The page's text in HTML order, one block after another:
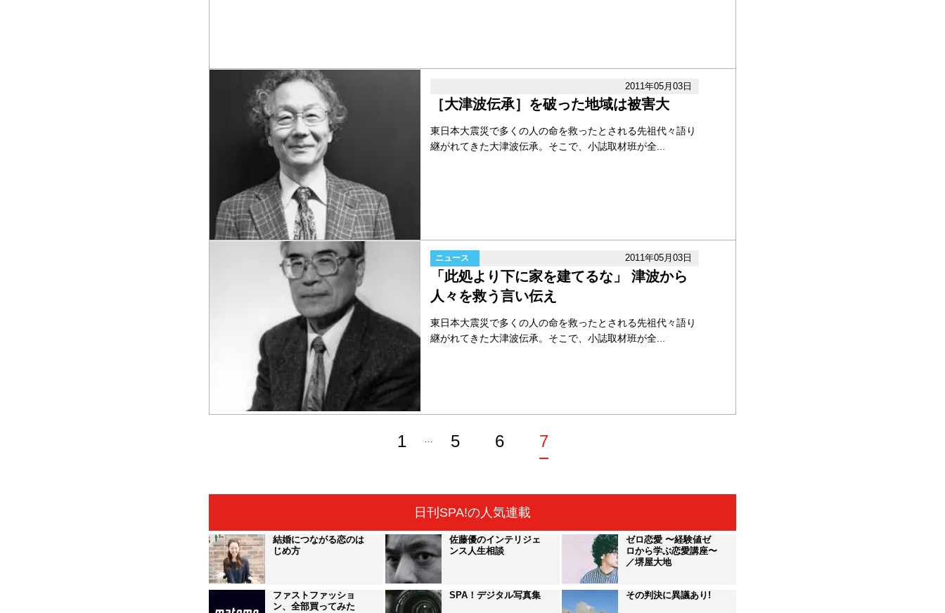
2011年05月03日
［大津波伝承］を破った地域は被害大
東日本大震災で多くの人の命を救ったとされる先祖代々語り
継がれてきた大津波伝承。そこで、小誌取材班が全...
ニュース 2011年05月03日
「此処より下に家を建てるな」 津波から
人々を救う言い伝え
東日本大震災で多くの人の命を救ったとされる先祖代々語り
継がれてきた大津波伝承。そこで、小誌取材班が全...
1 5 6 7
日刊SPA!の人気連載
結婚につながる恋のは
じめ方
佐藤優のインテリジェ
ンス人生相談
ゼロ恋愛 〜経験値ゼ
ロから学ぶ恋愛講座〜
／堺屋大地
ファストファッショ
ン、全部買ってみた
SPA！デジタル写真集 その判決に異議あり!